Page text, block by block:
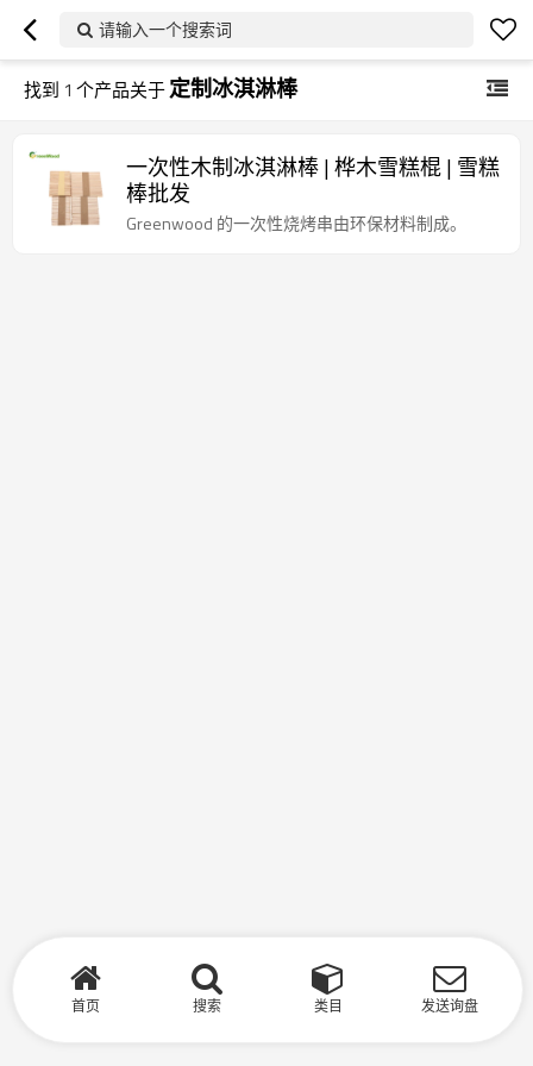
请输入一个搜索词
找到 1 个产品关于定制冰淇淋棒
一次性木制冰淇淋棒 | 桦木雪糕棍 | 雪糕
棒批发
Greenwood 的一次性烧烤串由环保材料制成。
首页 搜索 类目 发送询盘